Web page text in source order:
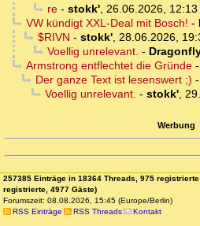
re- stokk', 26.06.2026, 12:13
VW kündigt XXL-Deal mit Bosch! -
$RIVN - stokk', 28.06.2026,
Voellig unrelevant. -
Armstrong entflechtet die Gründe-
Der ganze Text ist lesenswert ;) -
Voellig unrelevant. - stokk',
Werbung
257385 Einträge in 18364 Threads, 975
registrierte, 4977 Gäste)
Forumszeit: 08.08.2026, 15:45 (Europe/Berlin)
RSS Einträge
RSS Threads Kontakt